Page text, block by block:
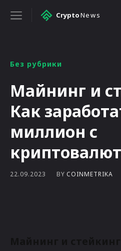
CryptoNews
Без рубрики
Майнинг и
Как
миллион с
22.09.2023 BY COINMETRIKA